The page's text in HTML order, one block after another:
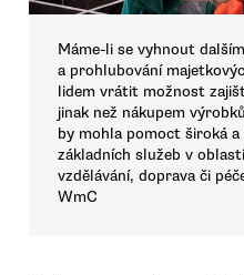
Máme-li se vyhnout
a prohlubování
lidem vrátit možnost
jinak než nákupem
by mohla pomoct široká
základních služeb v
vzdělávání, doprava či
WmC